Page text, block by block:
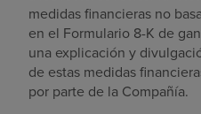
medidas financieras no
en el Formulario 8-K de
una explicación y
de estas medidas
por parte de la Compañía.